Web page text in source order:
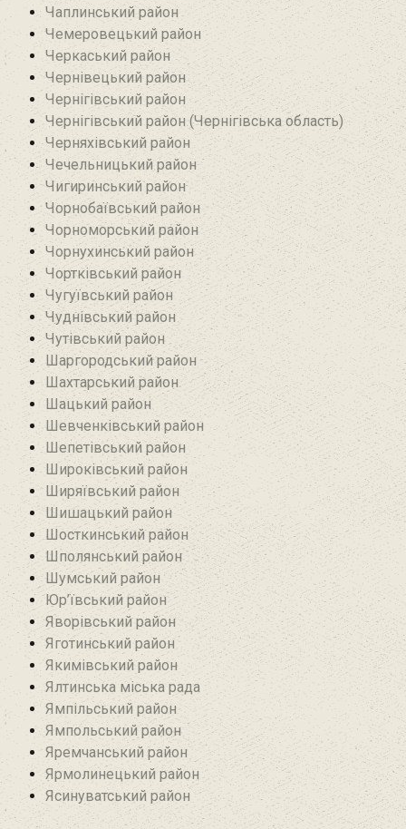
Чаплинський район
Чемеровецький район
Черкаський район
Чернівецький район
Чернігівський район
Чернігівський район (Чернігівська область)
Черняхівський район‎
Чечельницький район
Чигиринський район
Чорнобаївський район
Чорноморський район
Чорнухинський район‎
Чортківський район
Чугуївський район
Чуднівський район
Чутівський район
Шаргородський район
Шахтарський район‎
Шацький район
Шевченківський район
Шепетівський район
Широківський район
Ширяївський район
Шишацький район
Шосткинський район
Шполянський район
Шумський район
Юр’ївський район
Яворівський район
Яготинський район
Якимівський район
Ялтинська міська рада
Ямпільський район
Ямпольський район
Яремчанський район
Ярмолинецький район
Ясинуватський район